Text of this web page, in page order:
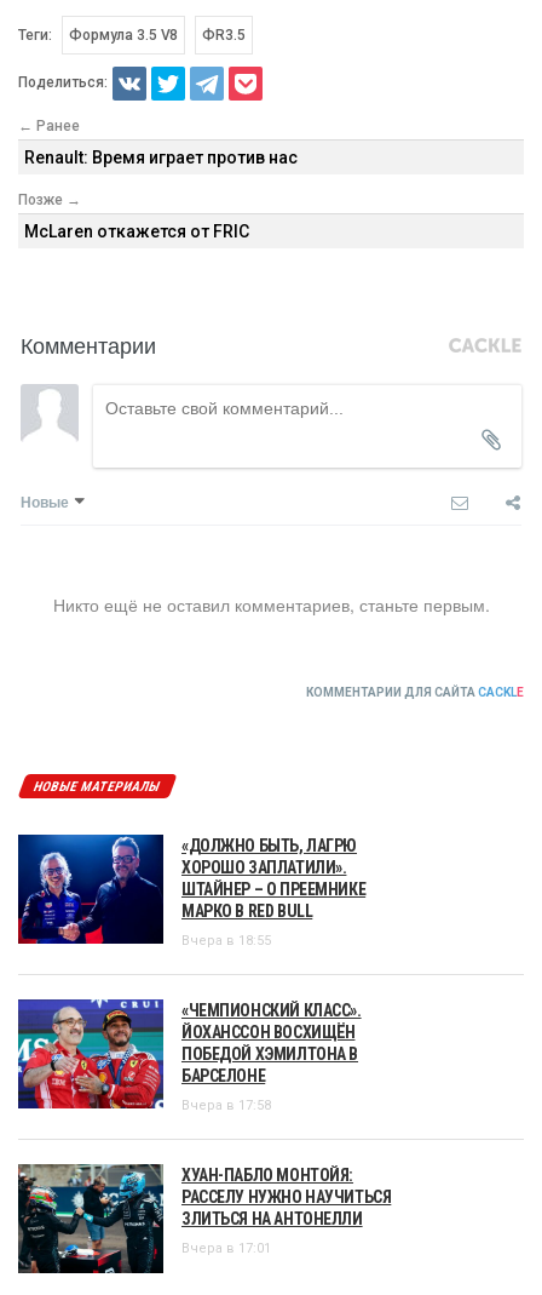
Теги: Формула 3.5 V8 ФR3.5
Поделиться:
← Ранее
Renault: Время играет против нас
Позже →
McLaren откажется от FRIC
Комментарии
Новые
Никто ещё не оставил комментариев, станьте первым.
КОММЕНТАРИИ ДЛЯ САЙТА CACKLE
НОВЫЕ МАТЕРИАЛЫ
«ДОЛЖНО БЫТЬ, ЛАГРЮ
ХОРОШО ЗАПЛАТИЛИ».
ШТАЙНЕР – О ПРЕЕМНИКЕ
МАРКО В RED BULL
Вчера в 18:55
«ЧЕМПИОНСКИЙ КЛАСС».
ЙОХАНССОН ВОСХИЩЁН
ПОБЕДОЙ ХЭМИЛТОНА В
БАРСЕЛОНЕ
Вчера в 17:58
ХУАН-ПАБЛО МОНТОЙЯ:
РАССЕЛУ НУЖНО НАУЧИТЬСЯ
ЗЛИТЬСЯ НА АНТОНЕЛЛИ
Вчера в 17:01